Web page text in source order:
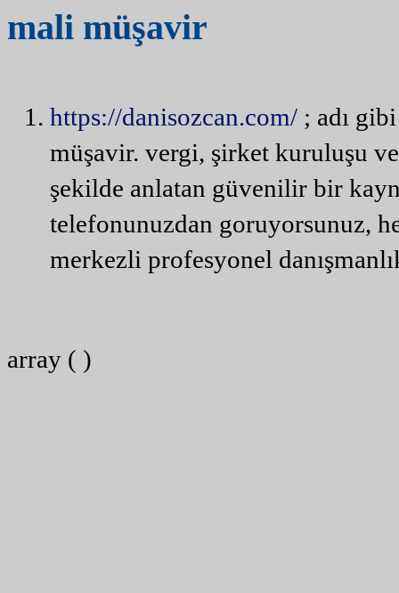
mali müşavir
https://danisozcan.com/ ; adı
müşavir. vergi, şirket kuruluşu
şekilde anlatan güvenilir bir
telefonunuzdan goruyorsunuz,
merkezli profesyonel
array ( )